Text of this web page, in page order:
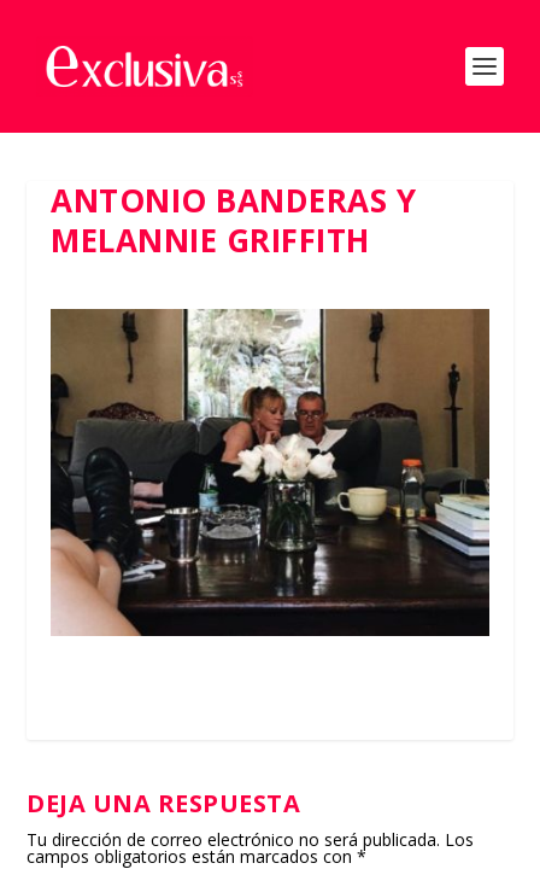
ANTONIO BANDERAS Y
MELANNIE GRIFFITH
DEJA UNA RESPUESTA
Tu dirección de correo electrónico no será publicada. Los
campos obligatorios están marcados con*